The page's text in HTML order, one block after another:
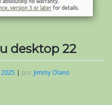
desktop 22
| por Jimmy Olano